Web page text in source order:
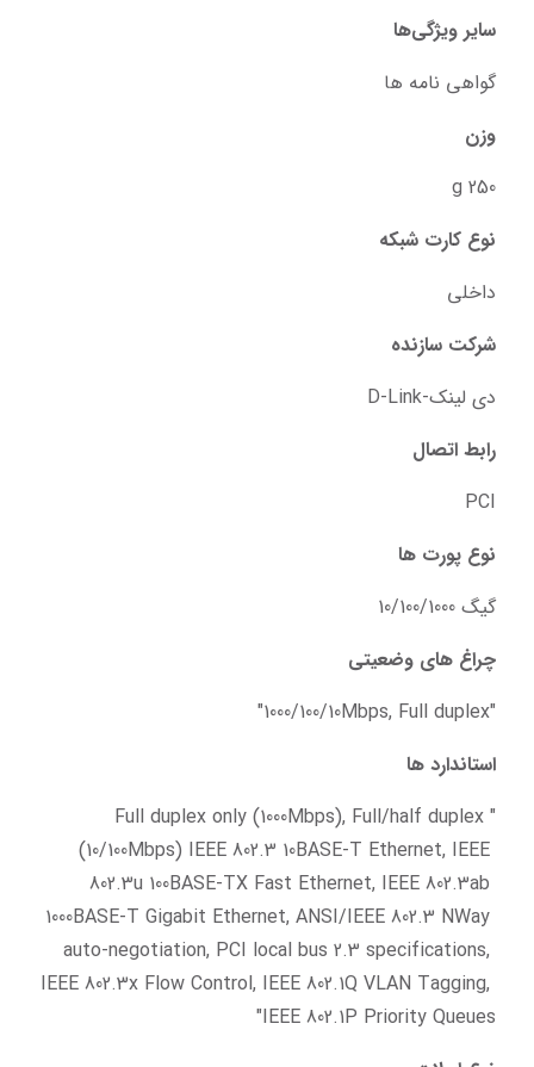
سایر ویژگی‌ها
گواهی نامه ها
وزن
250 g
نوع کارت شبکه
داخلی
شرکت سازنده
دی لینک-D-Link
رابط اتصال
PCI
نوع پورت ها
گیگ 10/100/1000
چراغ های وضعیتی
"1000/100/10Mbps, Full duplex"
استاندارد ها
"Full duplex only (1000Mbps), Full/half duplex
(10/100Mbps) IEEE 802.3 10BASE-T Ethernet, IEEE
802.3u 100BASE-TX Fast Ethernet, IEEE 802.3ab
1000BASE-T Gigabit Ethernet, ANSI/IEEE 802.3 NWay
auto-negotiation, PCI local bus 2.3 specifications,
IEEE 802.3x Flow Control, IEEE 802.1Q VLAN Tagging,
IEEE 802.1P Priority Queues"